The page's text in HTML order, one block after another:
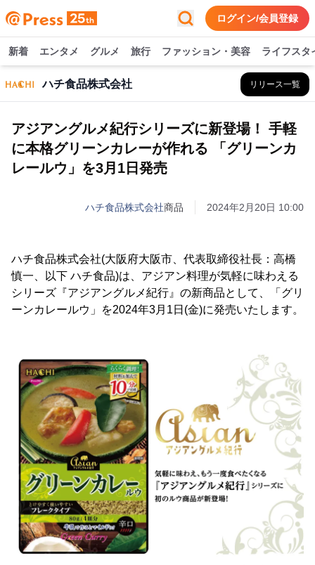
ログイン/会員登録
新着 エンタメ グルメ 旅行 ファッション・美容 ライフスタ
ハチ食品株式会社 リリース一覧
アジアングルメ紀行シリーズに新登場！ 手軽
に本格グリーンカレーが作れる 「グリーンカ
レールウ」を3月1日発売
ハチ食品株式会社商品 2024年2月20日 10:00
ハチ食品株式会社(大阪府大阪市、代表取締役社長：高橋
慎一、以下 ハチ食品)は、アジアン料理が気軽に味わえる
シリーズ『アジアングルメ紀行』の新商品として、「グリ
ーンカレールウ」を2024年3月1日(金)に発売いたします。